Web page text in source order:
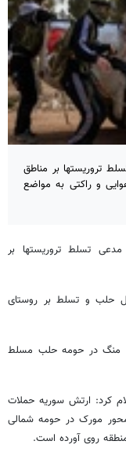
تروریستها بر مناطق
و راکتی به مواضع
مدعی تسلط تروریستها بر
حلب و تسلط بر روستای
منگ در حومه حلب مسلط
کرد: ارتش سوریه حملات
مورک در حومه شمالی
روی آورده است.